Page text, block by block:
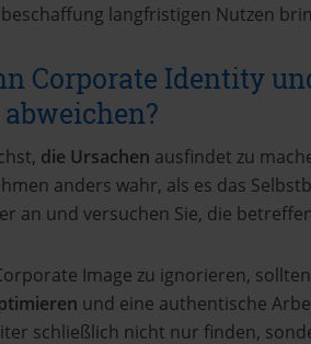
langfristigen Nutzen
Corporate Identity
die Ursachen ausfindet zu
anders wahr, als es das
an und versuchen Sie, die
Image zu ignorieren, sollten
und eine authentische
schließlich nicht nur finden,